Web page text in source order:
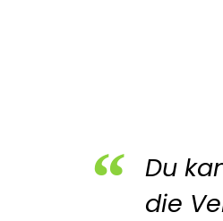
Du
die